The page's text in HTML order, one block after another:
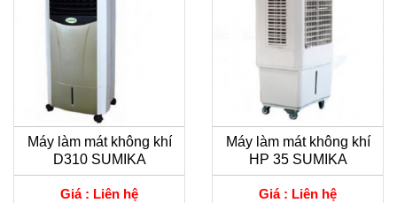
Máy làm mát không khí
D310 SUMIKA
Giá : Liên hệ
Máy làm mát không khí
HP 35 SUMIKA
Giá : Liên hệ